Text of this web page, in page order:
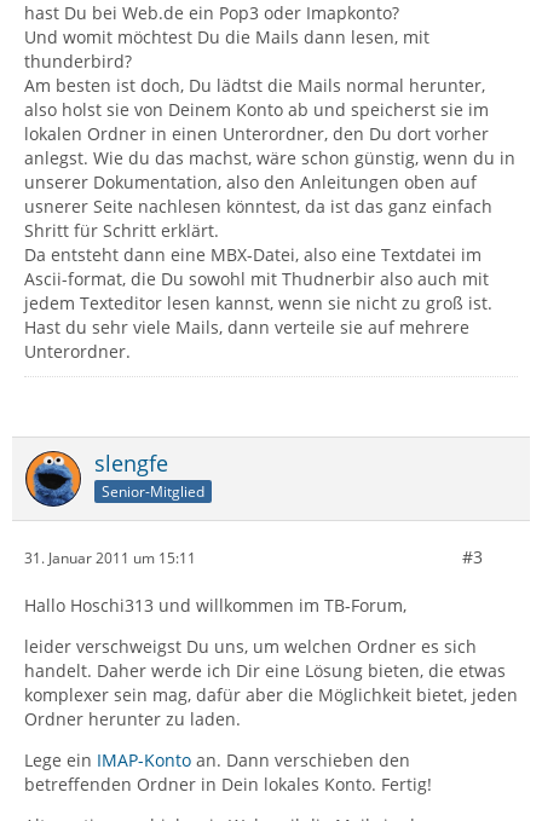
hast Du bei Web.de ein Pop3 oder Imapkonto?
Und womit möchtest Du die Mails dann lesen, mit
thunderbird?
Am besten ist doch, Du lädtst die Mails normal herunter,
also holst sie von Deinem Konto ab und speicherst sie im
lokalen Ordner in einen Unterordner, den Du dort vorher
anlegst. Wie du das machst, wäre schon günstig, wenn du in
unserer Dokumentation, also den Anleitungen oben auf
usnerer Seite nachlesen könntest, da ist das ganz einfach
Shritt für Schritt erklärt.
Da entsteht dann eine MBX-Datei, also eine Textdatei im
Ascii-format, die Du sowohl mit Thudnerbir also auch mit
jedem Texteditor lesen kannst, wenn sie nicht zu groß ist.
Hast du sehr viele Mails, dann verteile sie auf mehrere
Unterordner.
slengfe
Senior-Mitglied
31. Januar 2011 um 15:11 #3
Hallo Hoschi313 und willkommen im TB-Forum,
leider verschweigst Du uns, um welchen Ordner es sich
handelt. Daher werde ich Dir eine Lösung bieten, die etwas
komplexer sein mag, dafür aber die Möglichkeit bietet, jeden
Ordner herunter zu laden.
Lege ein IMAP-Konto an. Dann verschieben den
betreffenden Ordner in Dein lokales Konto. Fertig!